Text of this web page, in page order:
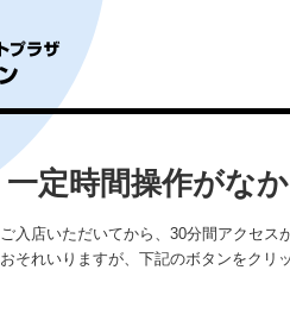
一定時間操作がな
ご入店いただいてから、30分間アクセス
おそれいりますが、下記のボタンをクリ